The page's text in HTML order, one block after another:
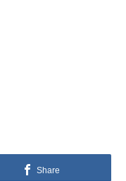
Share